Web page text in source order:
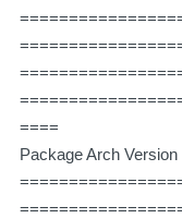
====
Package Arch